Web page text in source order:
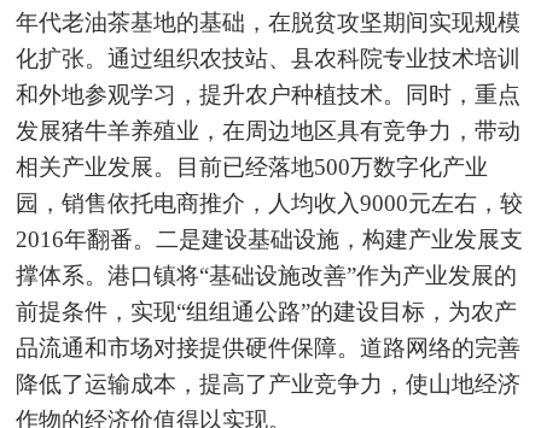
年代老油茶基地的基础，在脱贫攻坚期间实现规模
化扩张。通过组织农技站、县农科院专业技术培训
和外地参观学习，提升农户种植技术。同时，重点
发展猪牛羊养殖业，在周边地区具有竞争力，带动
相关产业发展。目前已经落地500万数字化产业
园，销售依托电商推介，人均收入9000元左右，较
2016年翻番。二是建设基础设施，构建产业发展支
撑体系。港口镇将“基础设施改善”作为产业发展的
前提条件，实现“组组通公路”的建设目标，为农产
品流通和市场对接提供硬件保障。道路网络的完善
降低了运输成本，提高了产业竞争力，使山地经济
作物的经济价值得以实现。